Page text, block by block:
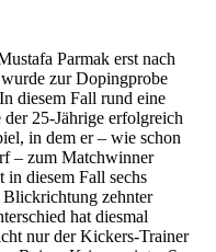
Parmak erst nach
zur Dopingprobe
diesem Fall rund eine
25-Jährige erfolgreich
in dem er – wie schon
– zum Matchwinner
diesem Fall sechs
zehnter
hat diesmal
nur der Kickers-Trainer